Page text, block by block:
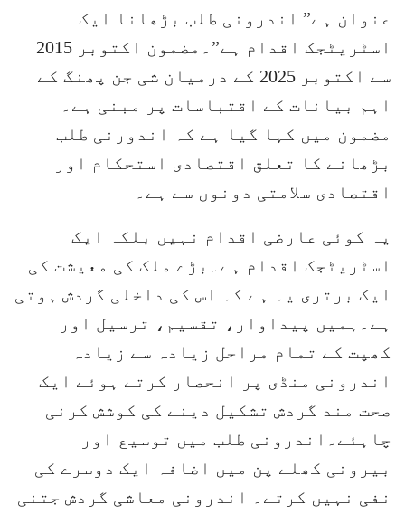
عنوان ہے” اندرونی طلب بڑھانا ایک
اسٹریٹجک اقدام ہے”۔مضمون اکتوبر 2015
سے اکتوبر 2025 کے درمیان شی جن پھنگ کے
اہم بیانات کے اقتباسات پر مبنی ہے۔
مضمون میں کہا گیا ہے کہ اندورنی طلب
بڑھانے کا تعلق اقتصادی استحکام اور
اقتصادی سلامتی دونوں سے ہے۔
یہ کوئی عارضی اقدام نہیں بلکہ ایک
اسٹریٹجک اقدام ہے۔بڑے ملک کی معیشت کی
ایک برتری یہ ہے کہ اس کی داخلی گردش ہوتی
ہے۔ہمیں پیداوار، تقسیم، ترسیل اور
کھپت کے تمام مراحل زیادہ سے زیادہ
اندرونی منڈی پر انحصار کرتے ہوئے ایک
صحت مند گردش تشکیل دینے کی کوشش کرنی
چاہئے۔اندرونی طلب میں توسیع اور
بیرونی کھلے پن میں اضافہ ایک دوسرے کی
نفی نہیں کرتے۔ اندرونی معاشی گردش جتنی